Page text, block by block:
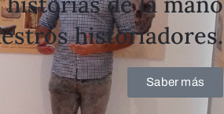
historiadores.
Saber más